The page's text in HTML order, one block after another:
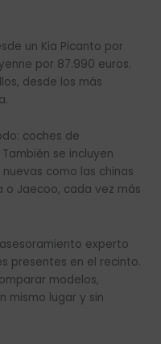
un Kia Picanto por
por 87.990 euros.
desde los más
coches de
se incluyen
como las chinas
o Jaecoo, cada vez más
experto
presentes en el recinto.
modelos,
mismo lugar y sin